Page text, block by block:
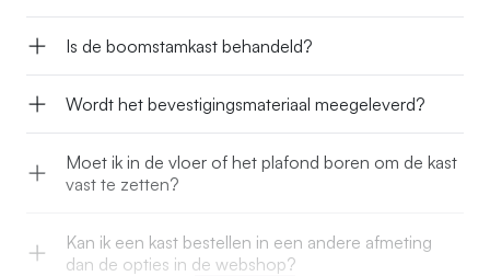
Is de boomstamkast behandeld?
Wordt het bevestigingsmateriaal meegeleverd?
Moet ik in de vloer of het plafond boren om de kast
vast te zetten?
Kan ik een kast bestellen in een andere afmeting
dan de opties in de webshop?